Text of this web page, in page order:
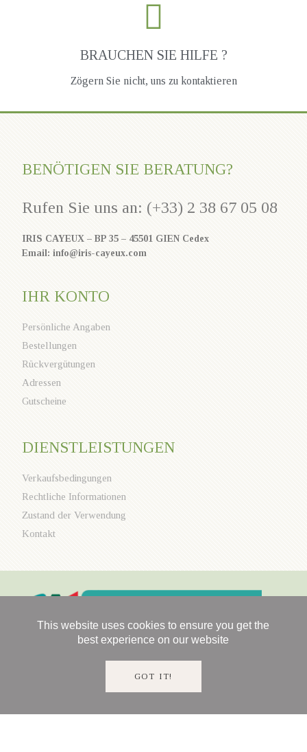
BRAUCHEN SIE HILFE ?
Zögern Sie nicht, uns zu kontaktieren
BENÖTIGEN SIE BERATUNG?
Rufen Sie uns an: (+33) 2 38 67 05 08
IRIS CAYEUX – BP 35 – 45501 GIEN Cedex
Email: info@iris-cayeux.com
IHR KONTO
Persönliche Angaben
Bestellungen
Rückvergütungen
Adressen
Gutscheine
DIENSTLEISTUNGEN
Verkaufsbedingungen
Rechtliche Informationen
Zustand der Verwendung
Kontakt
This website uses cookies to ensure you get the
best experience on our website
GOT IT!